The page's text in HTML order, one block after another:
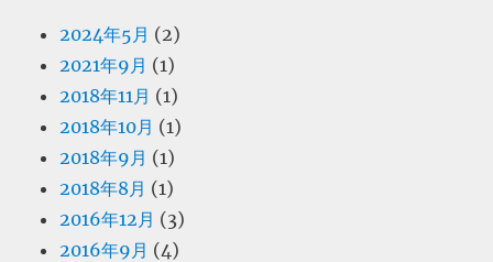
2024年5月 (2)
2021年9月 (1)
2018年11月 (1)
2018年10月 (1)
2018年9月 (1)
2018年8月 (1)
2016年12月 (3)
2016年9月 (4)